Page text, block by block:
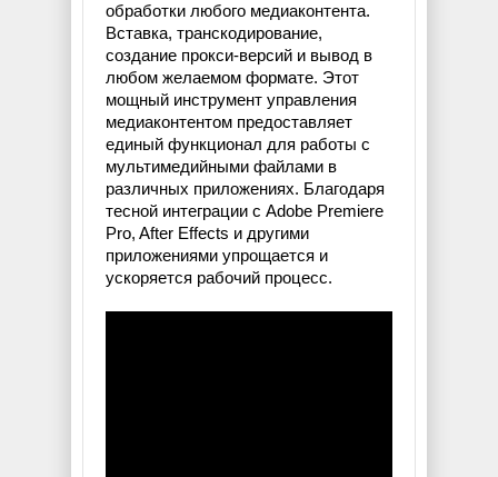
обработки любого медиаконтента.
Вставка, транскодирование,
создание прокси-версий и вывод в
любом желаемом формате. Этот
мощный инструмент управления
медиаконтентом предоставляет
единый функционал для работы с
мультимедийными файлами в
различных приложениях. Благодаря
тесной интеграции с Adobe Premiere
Pro, After Effects и другими
приложениями упрощается и
ускоряется рабочий процесс.